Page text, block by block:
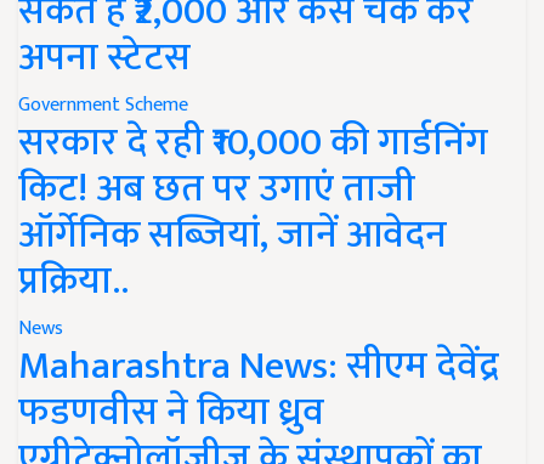
अपना स्टेटस
Government Scheme
सरकार दे रही ₹10,000 की गार्डनिंग
किट! अब छत पर उगाएं ताजी
ऑर्गेनिक सब्जियां, जानें आवेदन
प्रक्रिया..
News
Maharashtra News: सीएम देवेंद्र
फडणवीस ने किया ध्रुव